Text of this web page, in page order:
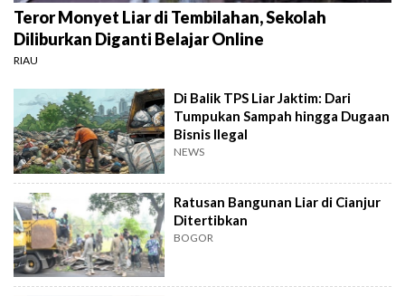
Teror Monyet Liar di Tembilahan, Sekolah
Diliburkan Diganti Belajar Online
RIAU
Di Balik TPS Liar Jaktim: Dari
Tumpukan Sampah hingga Dugaan
Bisnis Ilegal
NEWS
Ratusan Bangunan Liar di Cianjur
Ditertibkan
BOGOR